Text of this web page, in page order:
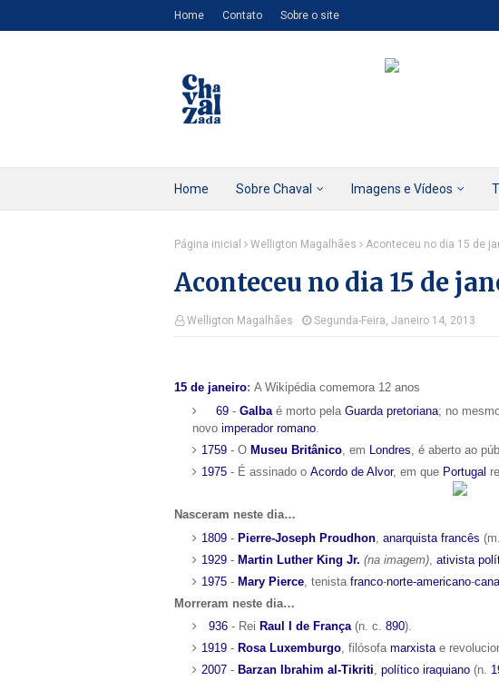
Home Contato Sobre o site
Home Sobre Chaval Imagens e Vídeos
Página inicial Welligton Magalhães Aconteceu no dia 15 de
Aconteceu no dia 15 de
Welligton Magalhães Segunda-Feira, Janeiro 14, 2013
15 de janeiro: A Wikipédia comemora 12 anos
69 - Galba é morto pela Guarda pretoriana; no
novo imperador romano
1759 - O Museu Britânico , em Londres , é aberto ao
1975 - É assinado o Acordo de Alvor, em que Portugal
Nasceram neste dia…
1809 - Pierre-Joseph Proudhon anarquista francês (m.
1929 - Martin Luther King Jr. (na imagem) ativista
1975 - Mary Pierce , tenista franco-norte-americano-
Morreram neste dia…
936 - Rei Raul I de França(n. c. 890).
1919 - Rosa Luxemburgo, filósofa marxistae
2007 - Barzan Ibrahim al-Tikriti, político iraquiano (n.